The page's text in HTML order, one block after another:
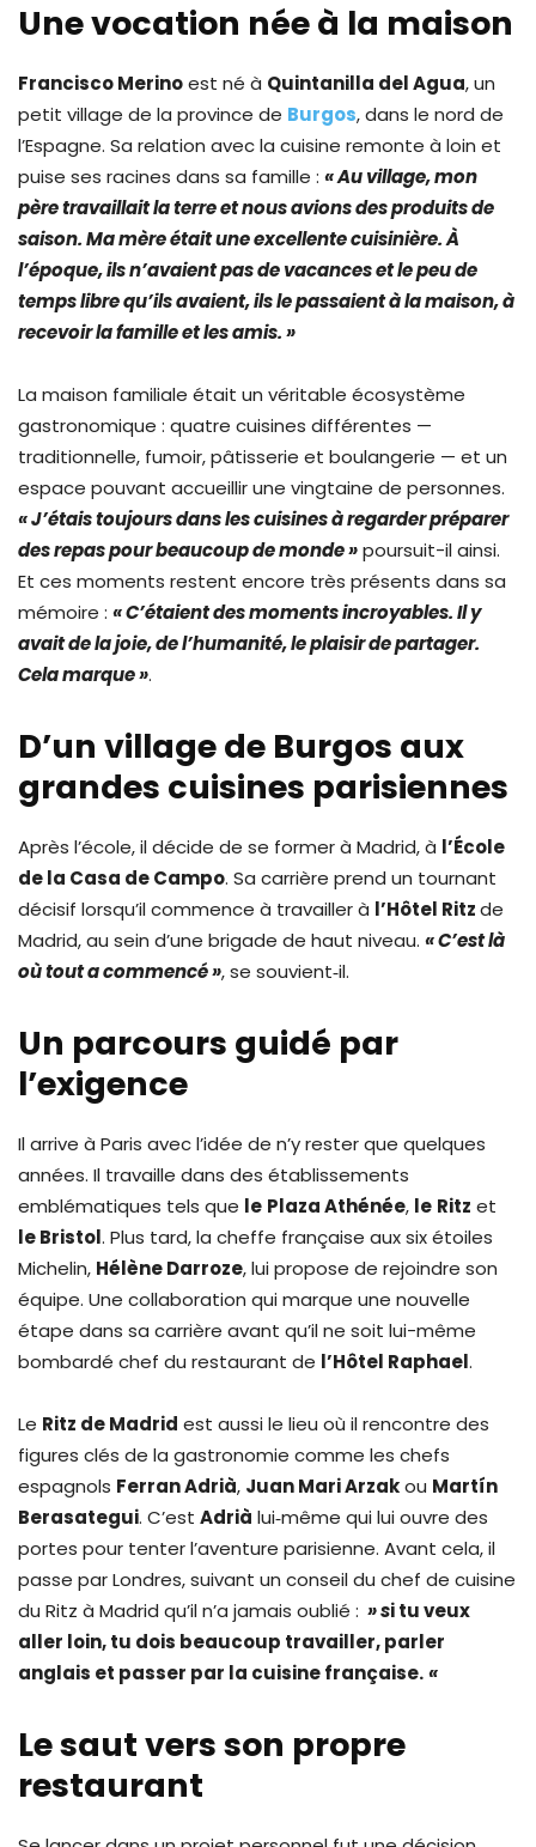
Une vocation née à la maison
Francisco Merinoest né à Quintanilla del Agua, un
petit village de la province de Burgos, dans le nord de
l’Espagne. Sa relation avec la cuisine remonte à loin et
puise ses racines dans sa famille : « Au village, mon
père travaillait la terre et nous avions des produits de
saison. Ma mère était une excellente cuisinière. À
l’époque, ils n’avaient pas de vacances et le peu de
temps libre qu’ils avaient, ils le passaient à la maison, à
recevoir la famille et les amis. »
La maison familiale était un véritable écosystème
gastronomique : quatre cuisines différentes —
traditionnelle, fumoir, pâtisserie et boulangerie — et un
espace pouvant accueillir une vingtaine de personnes.
« J’étais toujours dans les cuisines à regarder préparer
des repas pour beaucoup de monde »poursuit-il ainsi.
Et ces moments restent encore très présents dans sa
mémoire : « C’étaient des moments incroyables. Il y
avait de la joie, de l’humanité, le plaisir de partager.
Cela marque ».
D’un village de Burgos aux
grandes cuisines parisiennes
Après l’école, il décide de se former à Madrid, à l’École
de la Casa de Campo. Sa carrière prend un tournant
décisif lorsqu’il commence à travailler à l’Hôtel Ritzde
Madrid, au sein d’une brigade de haut niveau. « C’est là
où tout a commencé », se souvient‑il.
Un parcours guidé par
l’exigence
Il arrive à Paris avec l’idée de n’y rester que quelques
années. Il travaille dans des établissements
emblématiques tels que le Plaza Athénée, le Ritz et
le Bristol. Plus tard, la cheffe française aux six étoiles
Michelin, Hélène Darroze, lui propose de rejoindre son
équipe. Une collaboration qui marque une nouvelle
étape dans sa carrière avant qu’il ne soit lui-même
bombardé chef du restaurant de l’Hôtel Raphael.
Le Ritz de Madrid est aussi le lieu où il rencontre des
figures clés de la gastronomie comme les chefs
espagnols Ferran Adrià, Juan Mari Arzakou Martín
Berasategui. C’est Adrià lui‑même qui lui ouvre des
portes pour tenter l’aventure parisienne. Avant cela, il
passe par Londres, suivant un conseil du chef de cuisine
du Ritz à Madrid qu’il n’a jamais oublié : » si tu veux
aller loin, tu dois beaucoup travailler, parler
anglais et passer par la cuisine française.«
Le saut vers son propre
restaurant